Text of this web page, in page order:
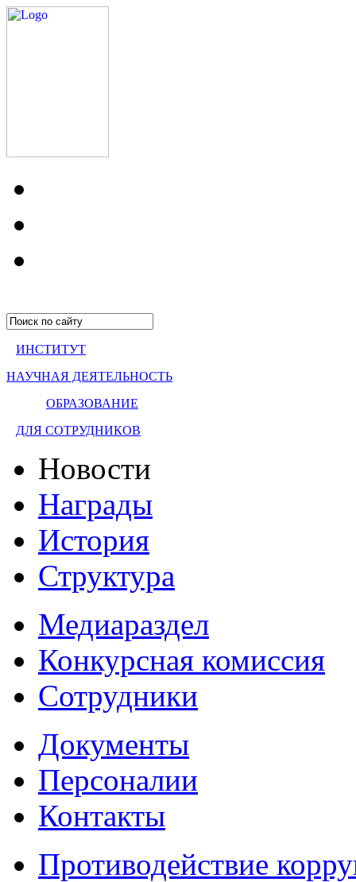
ИНСТИТУТ
НАУЧНАЯ ДЕЯТЕЛЬНОСТЬ
ОБРАЗОВАНИЕ
ДЛЯ СОТРУДНИКОВ
Новости
Награды
История
Структура
Медиараздел
Конкурсная комиссия
Сотрудники
Документы
Персоналии
Контакты
Противодействие